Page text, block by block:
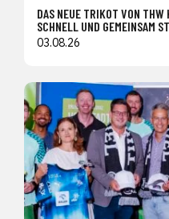
DAS NEUE TRIKOT VON
SCHNELL UND GEMEINSAM
03.08.26